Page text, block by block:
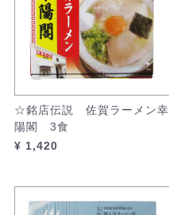
☆銘店伝説 佐賀ラーメン幸
陽閣 3食
¥ 1,420